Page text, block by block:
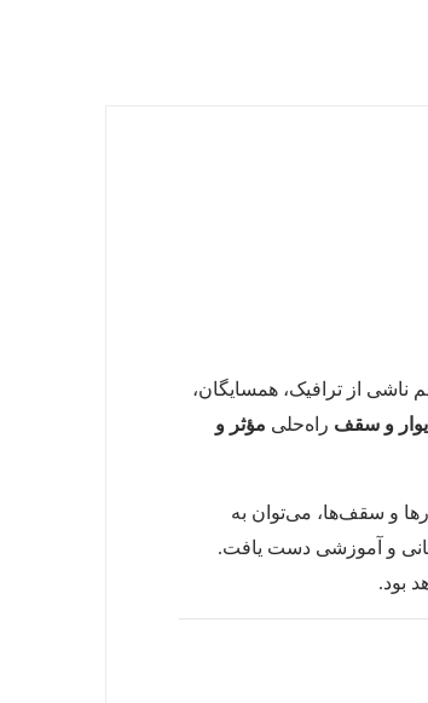
از ترافیک، همسایگان،
و سقف راه‌حلی مؤثر و
و سقف‌ها، می‌توان به
و آموزشی دست یافت.
بود.